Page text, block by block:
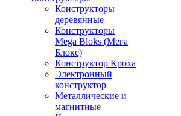
Конструкторы
деревянные
Конструкторы
Mega Bloks (Мега
Блокс)
Конструктор Кроха
Электронный
конструктор
Металлические и
магнитные